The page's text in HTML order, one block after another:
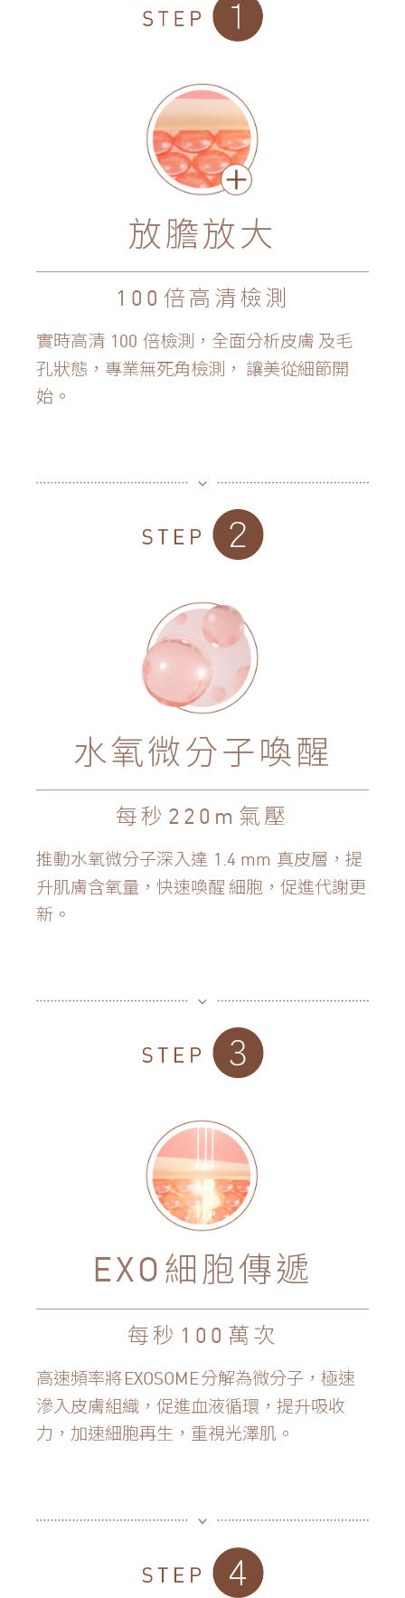
放膽放大
100 倍高清檢測
實時高清 100 倍檢測，全面分析皮膚 及毛
孔狀態，專業無死角檢測， 讓美從細節開
始。
水氧微分子喚醒
每秒 220m 氣壓
推動水氧微分子深入達 1.4 mm 真皮層，提
升肌膚含氧量，快速喚醒細胞，促進代謝更
新。
EXO細胞傳遞
每秒 100 萬次
高速頻率將EXOSOME分解為微分子，極速
滲入皮膚組織，促進血液循環，提升吸收
力，加速細胞再生，重視光澤肌。